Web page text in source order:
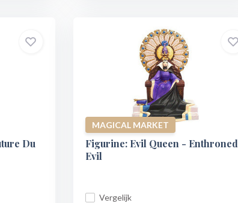
Du
MAGICAL MARKET
Figurine: Evil Queen - Enthroned
Evil
Vergelijk